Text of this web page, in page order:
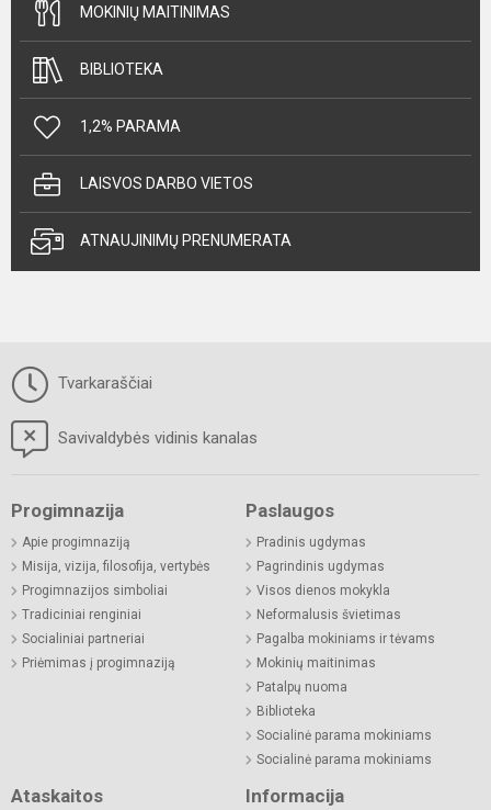
MOKINIŲ MAITINIMAS
BIBLIOTEKA
1,2% PARAMA
LAISVOS DARBO VIETOS
ATNAUJINIMŲ PRENUMERATA
Tvarkaraščiai
Savivaldybės vidinis kanalas
Progimnazija
Apie progimnaziją
Misija, vizija, filosofija, vertybės
Progimnazijos simboliai
Tradiciniai renginiai
Socialiniai partneriai
Priėmimas į progimnaziją
Paslaugos
Pradinis ugdymas
Pagrindinis ugdymas
Visos dienos mokykla
Neformalusis švietimas
Pagalba mokiniams ir tėvams
Mokinių maitinimas
Patalpų nuoma
Biblioteka
Socialinė parama mokiniams
Socialinė parama mokiniams
Ataskaitos Informacija